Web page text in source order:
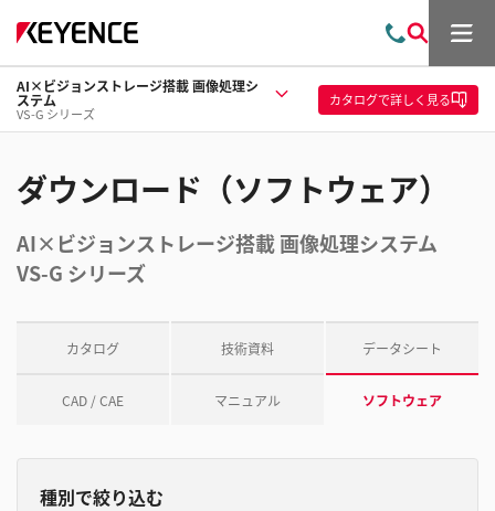
問
い
合
索
メ
ー
AI×ビジョンストレージ搭載 画像処理シ
ステム
VS-G シリーズ
カタログで詳しく見る
ダウンロード（ソフトウェア）
AI×ビジョンストレージ搭載 画像処理システム
VS-G シリーズ
カタログ 技術資料 データシート
CAD / CAE マニュアル ソフトウェア
種別で絞り込む